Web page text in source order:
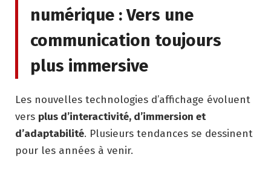
numérique : Vers une
communication toujours
plus immersive
Les nouvelles technologies d’affichage évoluent
vers plus d’interactivité, d’immersion et
d’adaptabilité. Plusieurs tendances se dessinent
pour les années à venir.